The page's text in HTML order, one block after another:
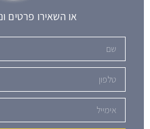
או השאירו פרטים
שם
טלפון
אימייל